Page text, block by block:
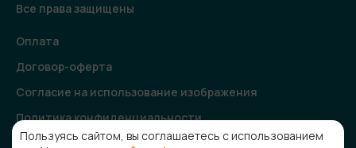
Все права защищены
Оплата
Договор-оферта
Согласие на использование изображения
Политика конфиденциальности
Согласие на получение рекламной и информационной
Пользуясь сайтом, вы соглашаетесь с использованием